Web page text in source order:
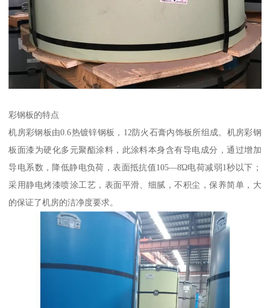
彩钢板的特点
机房彩钢板由0.6热镀锌钢板，12防火石膏内饰板所组成。机房彩钢
板面漆为硬化多元聚酯涂料，此涂料本身含有导电成分，通过增加
导电系数，降低静电负荷，表面抵抗值105—8Ώ电荷减弱1秒以下；
采用静电烤漆喷涂工艺，表面平滑、细腻，不积尘，保养简单，大
的保证了机房的洁净度要求。